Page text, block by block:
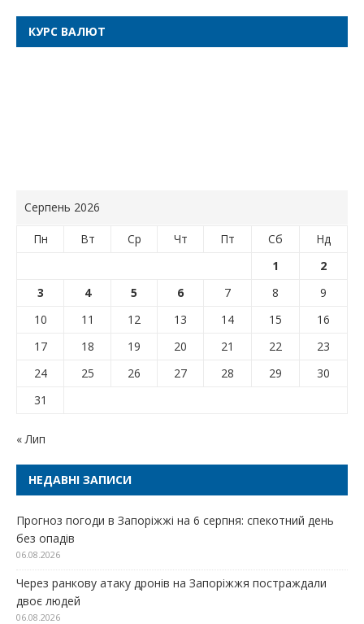
КУРС ВАЛЮТ
Серпень 2026
Пн Вт Ср Чт Пт Сб
Нд
1
2
3
4 5 6 7 8
9
10
11 12 13 14 15
16
17
18 19 20 21 22
23
24
25 26 27 28 29
30
31
« Лип
НЕДАВНІ ЗАПИСИ
Прогноз погоди в Запоріжжі на 6 серпня: спекотний день
без опадів
06.08.2026
Через ранкову атаку дронів на Запоріжжя постраждали
двоє людей
06.08.2026